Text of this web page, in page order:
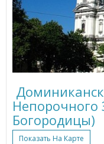
Непорочного
Богородицы)
Показать На Карте